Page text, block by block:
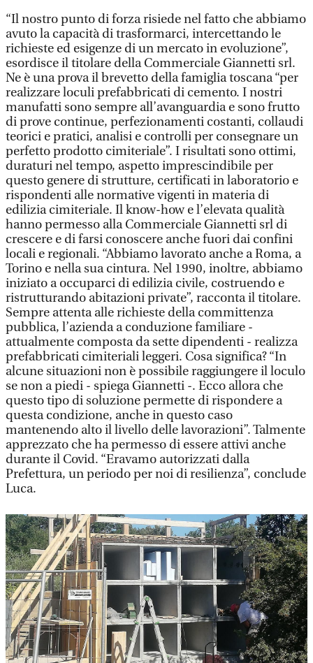
“Il nostro punto di forza risiede nel fatto che abbiamo
avuto la capacità di trasformarci, intercettando le
richieste ed esigenze di un mercato in evoluzione”,
esordisce il titolare della Commerciale Giannetti srl.
Ne è una prova il brevetto della famiglia toscana “per
realizzare loculi prefabbricati di cemento. I nostri
manufatti sono sempre all’avanguardia e sono frutto
di prove continue, perfezionamenti costanti, collaudi
teorici e pratici, analisi e controlli per consegnare un
perfetto prodotto cimiteriale”. I risultati sono ottimi,
duraturi nel tempo, aspetto imprescindibile per
questo genere di strutture, certificati in laboratorio e
rispondenti alle normative vigenti in materia di
edilizia cimiteriale. Il know-how e l’elevata qualità
hanno permesso alla Commerciale Giannetti srl di
crescere e di farsi conoscere anche fuori dai confini
locali e regionali. “Abbiamo lavorato anche a Roma, a
Torino e nella sua cintura. Nel 1990, inoltre, abbiamo
iniziato a occuparci di edilizia civile, costruendo e
ristrutturando abitazioni private”, racconta il titolare.
Sempre attenta alle richieste della committenza
pubblica, l’azienda a conduzione familiare -
attualmente composta da sette dipendenti - realizza
prefabbricati cimiteriali leggeri. Cosa significa? “In
alcune situazioni non è possibile raggiungere il loculo
se non a piedi - spiega Giannetti -. Ecco allora che
questo tipo di soluzione permette di rispondere a
questa condizione, anche in questo caso
mantenendo alto il livello delle lavorazioni”. Talmente
apprezzato che ha permesso di essere attivi anche
durante il Covid. “Eravamo autorizzati dalla
Prefettura, un periodo per noi di resilienza”, conclude
Luca.